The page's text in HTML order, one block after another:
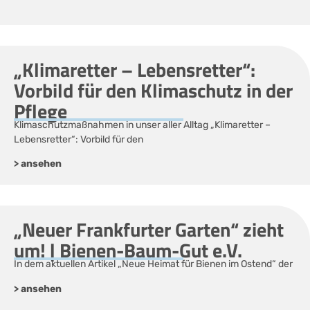
„Klimaretter – Lebensretter“:
Vorbild für den Klimaschutz in der
Pflege
Klimaschutzmaßnahmen in unser aller Alltag „Klimaretter –
Lebensretter“: Vorbild für den
> ansehen
„Neuer Frankfurter Garten“ zieht
um! | Bienen-Baum-Gut e.V.
In dem aktuellen Artikel „Neue Heimat für Bienen im Ostend“ der
> ansehen